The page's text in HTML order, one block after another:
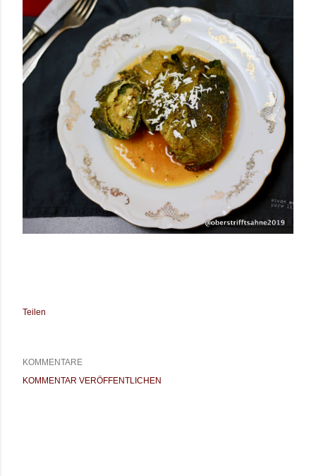
Teilen
KOMMENTARE
KOMMENTAR VERÖFFENTLICHEN